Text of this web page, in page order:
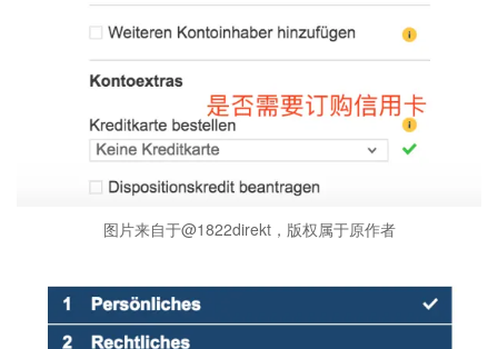
图片来自于@1822direkt，版权属于原作者